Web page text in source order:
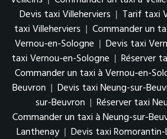
Devis taxi Villeherviers | Tarif taxi
taxi Villeherviers | Commander un
Vernou-en-Sologne | Devis taxi
taxi Vernou-en-Sologne | Réserver
Commander un taxi à Vernou-en-
Beuvron | Devis taxi Neung-sur-
sur-Beuvron | Réserver taxi
Commander un taxi à Neung-sur-
Lanthenay | Devis taxi